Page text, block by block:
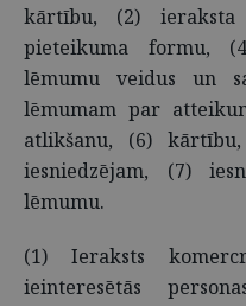
kārtību, (2) ieraksta
pieteikuma formu,
lēmumu veidus un
lēmumam par
atlikšanu, (6)
iesniedzējam, (7)
lēmumu.
(1) Ieraksts
ieinteresētās